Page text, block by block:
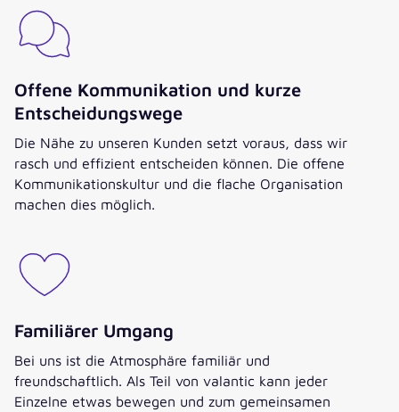
Offene Kommunikation und kurze
Entscheidungswege
Die Nähe zu unseren Kunden setzt voraus, dass wir
rasch und effizient entscheiden können. Die offene
Kommunikationskultur und die flache Organisation
machen dies möglich.
Familiärer Umgang
Bei uns ist die Atmosphäre familiär und
freundschaftlich. Als Teil von valantic kann jeder
Einzelne etwas bewegen und zum gemeinsamen